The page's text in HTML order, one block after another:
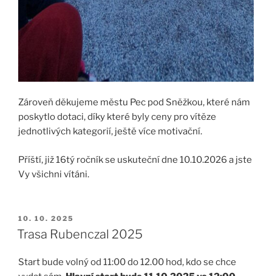
Zároveň děkujeme městu Pec pod Sněžkou, které nám
poskytlo dotaci, díky které byly ceny pro vítěze
jednotlivých kategorií, ještě více motivační.
Příští, již 16tý ročník se uskuteční dne 10.10.2026 a jste
Vy všichni vítáni.
PUBLIKOVÁNO
10. 10. 2025
Trasa Rubenczal 2025
Start bude volný od 11:00 do 12.00 hod, kdo se chce